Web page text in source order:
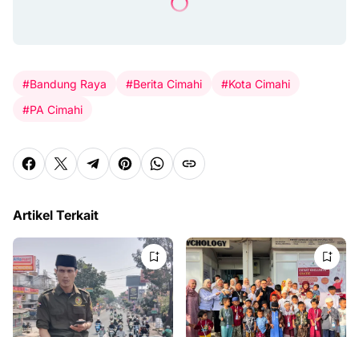
#Bandung Raya #Berita Cimahi
#Kota Cimahi
#PA Cimahi
Artikel Terkait